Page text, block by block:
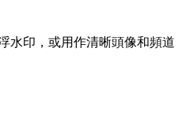
水印，或用作清晰頭像和頻道